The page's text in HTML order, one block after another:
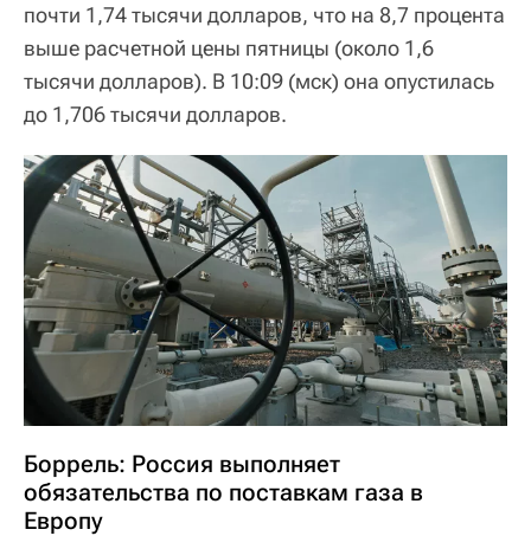
почти 1,74 тысячи долларов, что на 8,7 процента
выше расчетной цены пятницы (около 1,6
тысячи долларов). В 10:09 (мск) она опустилась
до 1,706 тысячи долларов.
Боррель: Россия выполняет
обязательства по поставкам газа в
Европу